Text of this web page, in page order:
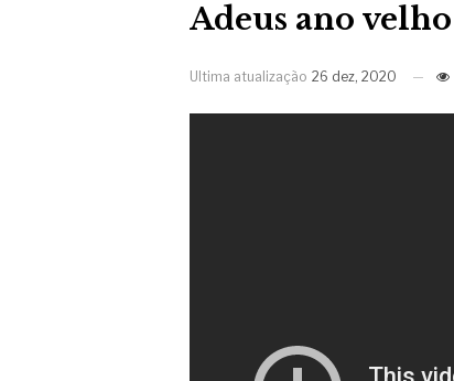
Adeus ano velho
Ultima atualização 26 dez, 2020